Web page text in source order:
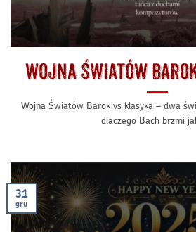
Wojna Światów
Wojna Światów Barok vs klasyka – dwa
dlaczego Bach brzmi
31
gru